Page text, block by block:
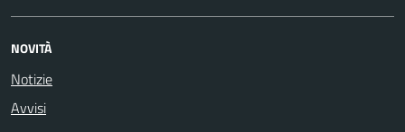
NOVITÀ
Notizie
Avvisi